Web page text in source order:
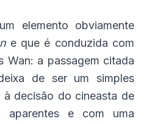
elemento obviamente
e que é conduzida com
Wan: a passagem citada
de ser um simples
decisão do cineasta de
aparentes e com uma